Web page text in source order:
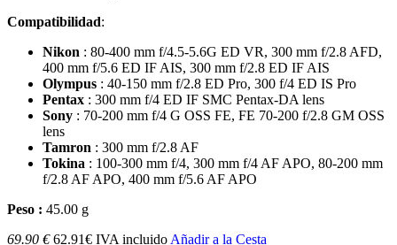
Compatibilidad:
Nikon : 80-400 mm f/4.5-5.6G ED VR, 300 mm f/2.8 AFD,
400 mm f/5.6 ED IF AIS, 300 mm f/2.8 ED IF AIS
Olympus : 40-150 mm f/2.8 ED Pro, 300 f/4 ED IS Pro
Pentax : 300 mm f/4 ED IF SMC Pentax-DA lens
Sony : 70-200 mm f/4 G OSS FE, FE 70-200 f/2.8 GM OSS
lens
Tamron : 300 mm f/2.8 AF
Tokina : 100-300 mm f/4, 300 mm f/4 AF APO, 80-200 mm
f/2.8 AF APO, 400 mm f/5.6 AF APO
Peso : 45.00 g
69.90 €62.91€ IVA incluido Añadir a la Cesta